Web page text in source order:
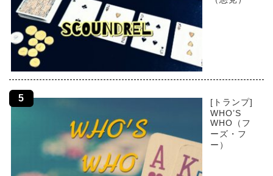
[トランプ]
WHO’S
WHO（フ
ーズ・フ
ー）